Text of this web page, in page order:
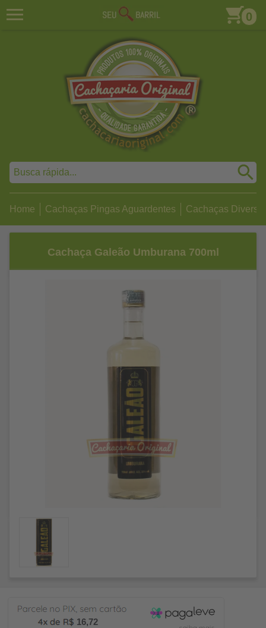
0
Home Cachaças Pingas Aguardentes Cachaças
Cachaça Galeão Umburana 700ml
16,72